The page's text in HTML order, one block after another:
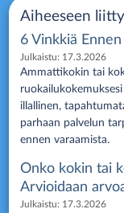
Aiheeseen
6 Vinkkiä
Julkaistu: 17.3.2026
Ammattikokin tai
illallinen,
parhaan palvelun
ennen varaamista.
Onko kokin tai
Arvioidaan
Julkaistu: 17.3.2026